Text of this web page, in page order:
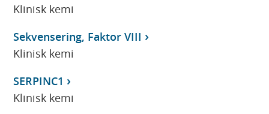
Klinisk kemi
Sekvensering, Faktor VIII
Klinisk kemi
SERPINC1
Klinisk kemi